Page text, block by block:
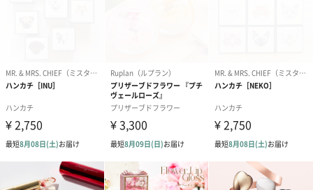
アールグレイ（HAPPY
BIRTHDAY TO YOU）
（660円）
アールグレイティー
（660円）
フルーツティ
円）